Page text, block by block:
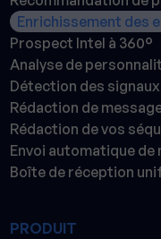
Enrichissement des
Prospect Intel à 360°
Analyse de
Détection des
Rédaction de
Rédaction de vos
Envoi automatique de
Boîte de réception
PRODUIT